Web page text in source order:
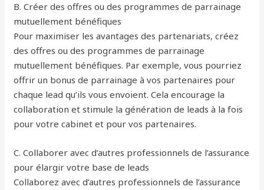
B. Créer des offres ou des programmes de parrainage
mutuellement bénéfiques
Pour maximiser les avantages des partenariats, créez
des offres ou des programmes de parrainage
mutuellement bénéfiques. Par exemple, vous pourriez
offrir un bonus de parrainage à vos partenaires pour
chaque lead qu’ils vous envoient. Cela encourage la
collaboration et stimule la génération de leads à la fois
pour votre cabinet et pour vos partenaires.
C. Collaborer avec d’autres professionnels de l’assurance
pour élargir votre base de leads
Collaborez avec d’autres professionnels de l’assurance